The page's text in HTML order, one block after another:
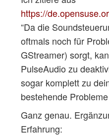
https://
“Da die
oftmals noch für
GStreamer) sorgt,
PulseAudio zu
sogar komplett zu
bestehende
Ganz genau.
Erfahrung: